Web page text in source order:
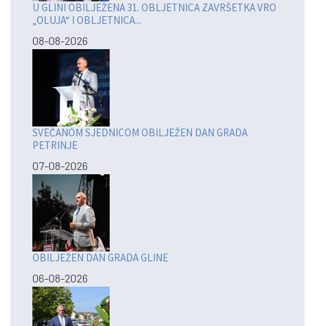
U GLINI OBILJEŽENA 31. OBLJETNICA ZAVRŠETKA VRO
„OLUJA“ I OBLJETNICA...
08-08-2026
SVEČANOM SJEDNICOM OBILJEŽEN DAN GRADA
PETRINJE
07-08-2026
OBILJEŽEN DAN GRADA GLINE
06-08-2026